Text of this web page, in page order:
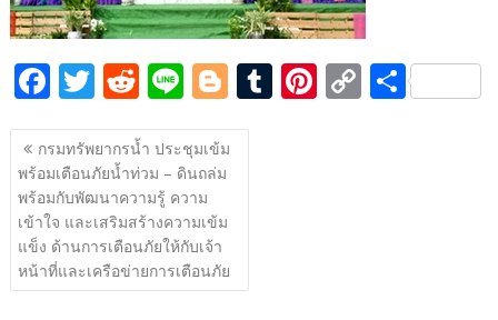
F
ac
e
b
o
o
k
T
w
itt
er
R
e
d
di
t
Li
n
e
Bl
o
g
T Pi C S
แนะแนว
เรื่อง
กรมทรัพยากรน้ำ ประชุมเข้ม
พร้อมเตือนภัยน้ำท่วม – ดินถล่ม
พร้อมกับพัฒนาความรู้ ความ
เข้าใจ และเสริมสร้างความเข้ม
แข็ง ด้านการเตือนภัยให้กับเจ้า
หน้าที่และเครือข่ายการเตือนภัย